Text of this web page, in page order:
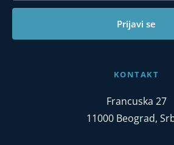
Prijavi se
KONTAKT
Francuska 27
11000 Beograd,